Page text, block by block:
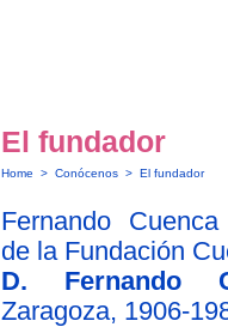
El fundador
Home > Conócenos > El fundador
Fernando
de la Fundación
D. Fernando
Zaragoza, 1906-